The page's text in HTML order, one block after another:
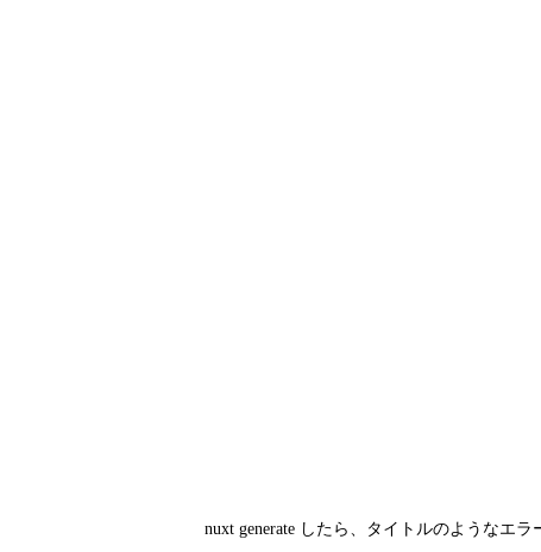
nuxt generate したら、タイトルのようなエラ